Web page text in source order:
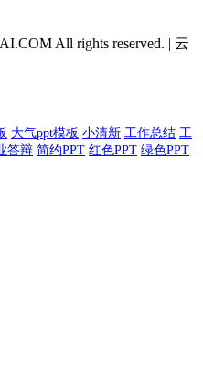
All rights reserved. | 云
大气ppt模板 小清新 工作总结 工
答辩 简约PPT 红色PPT 绿色PPT